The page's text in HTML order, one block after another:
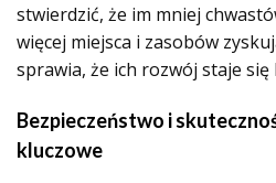
stwierdzić, że im mniej
więcej miejsca i zasobów
sprawia, że ich rozwój staje
Bezpieczeństwo i
kluczowe